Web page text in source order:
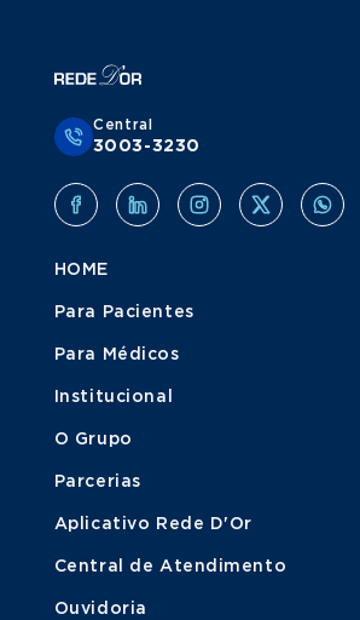
Central
3003-3230
HOME
Para Pacientes
Para Médicos
Institucional
O Grupo
Parcerias
Aplicativo Rede D'Or
Central de Atendimento
Ouvidoria